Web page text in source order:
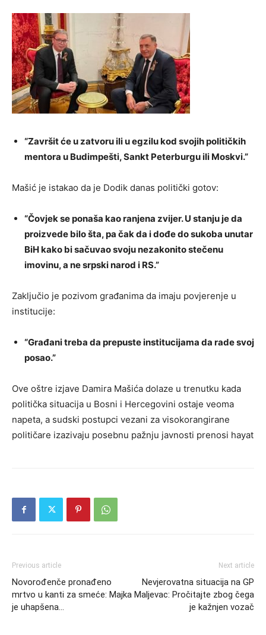
“Završit će u zatvoru ili u egzilu kod svojih političkih
mentora u Budimpešti, Sankt Peterburgu ili Moskvi.”
Mašić je istakao da je Dodik danas politički gotov:
“Čovjek se ponaša kao ranjena zvijer. U stanju je da
proizvede bilo šta, pa čak da i dođe do sukoba unutar
BiH kako bi sačuvao svoju nezakonito stečenu
imovinu, a ne srpski narod i RS.”
Zaključio je pozivom građanima da imaju povjerenje u
institucije:
“Građani treba da prepuste institucijama da rade svoj
posao.”
Ove oštre izjave Damira Mašića dolaze u trenutku kada
politička situacija u Bosni i Hercegovini ostaje veoma
napeta, a sudski postupci vezani za visokorangirane
političare izazivaju posebnu pažnju javnosti prenosi hayat
Previous article
Novorođenče pronađeno
mrtvo u kanti za smeće: Majka
je uhapšena…
Next article
Nevjerovatna situacija na GP
Maljevac: Pročitajte zbog čega
je kažnjen vozač